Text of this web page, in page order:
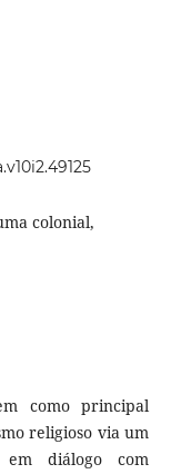
colonial,
como principal
religioso via um
em diálogo com